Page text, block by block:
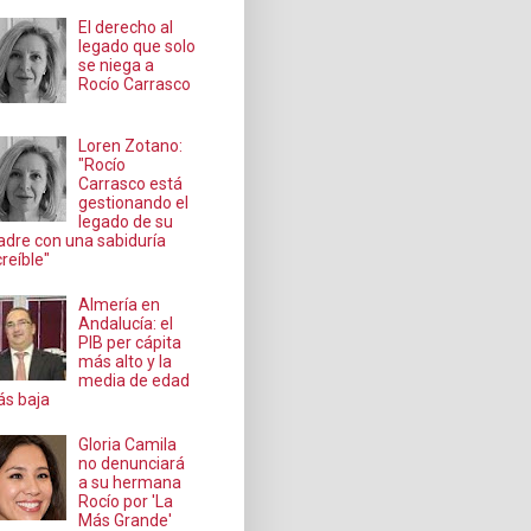
El derecho al
legado que solo
se niega a
Rocío Carrasco
Loren Zotano:
"Rocío
Carrasco está
gestionando el
legado de su
con una sabiduría
Almería en
Andalucía: el
PIB per cápita
más alto y la
media de edad
baja
Gloria Camila
no denunciará
a su hermana
Rocío por 'La
Más Grande'